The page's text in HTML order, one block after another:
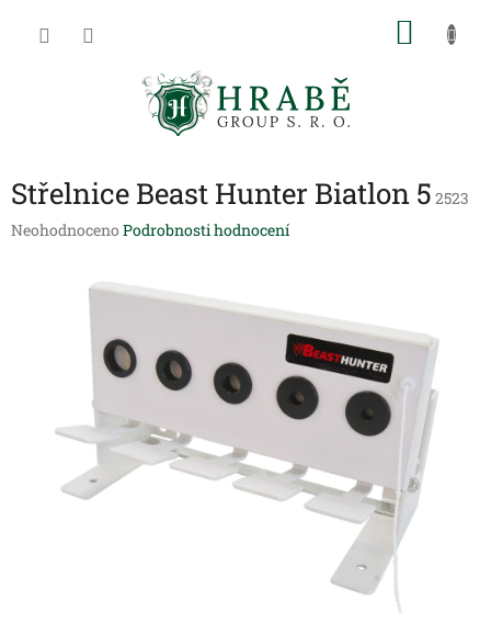
Střelnice Beast Hunter Biatlon 5 2523
Průměrné
Neohodnoceno Podrobnosti hodnocení